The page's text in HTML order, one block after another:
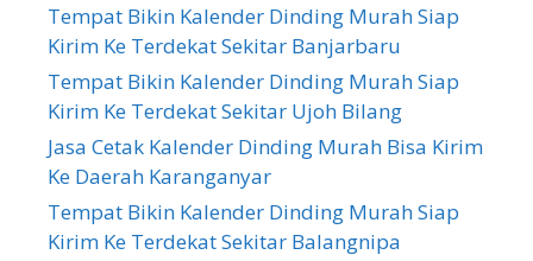
Tempat Bikin Kalender Dinding Murah Siap
Kirim Ke Terdekat Sekitar Banjarbaru
Tempat Bikin Kalender Dinding Murah Siap
Kirim Ke Terdekat Sekitar Ujoh Bilang
Jasa Cetak Kalender Dinding Murah Bisa Kirim
Ke Daerah Karanganyar
Tempat Bikin Kalender Dinding Murah Siap
Kirim Ke Terdekat Sekitar Balangnipa